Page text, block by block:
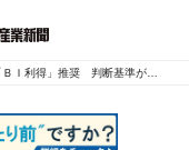
」推奨 判断基準がＦＩＭより具体的